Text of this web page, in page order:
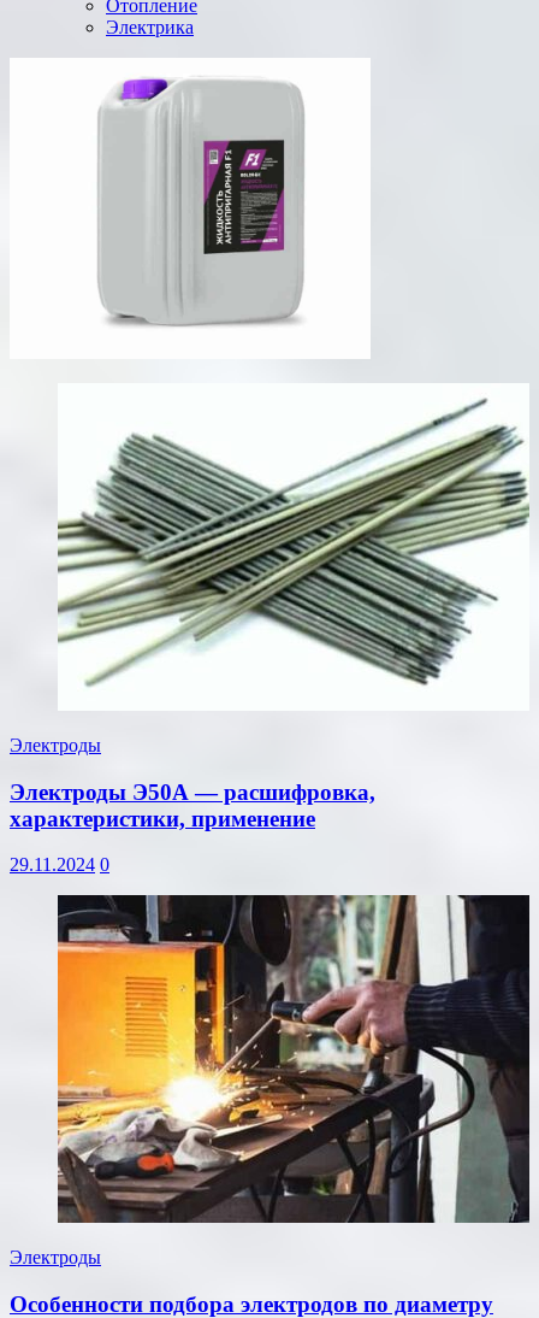
Отопление
Электрика
Электроды
Электроды Э50А — расшифровка,
характеристики, применение
29.11.2024 0
Электроды
Особенности подбора электродов по диаметру